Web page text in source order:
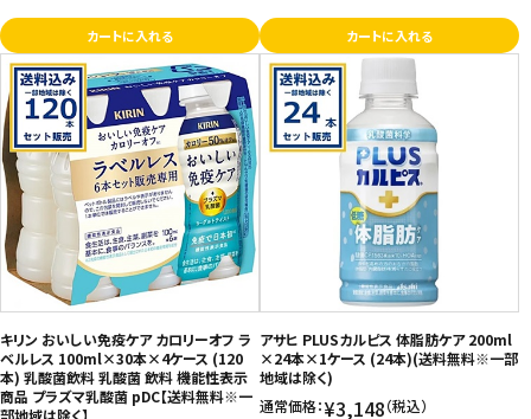
カートに入れる カートに入れる
キリン おいしい免疫ケア カロリーオフ ラ
ベルレス 100ml×30本×4ケース (120
本) 乳酸菌飲料 乳酸菌 飲料 機能性表示
商品 プラズマ乳酸菌 pDC【送料無料※一
部地域は除く】
アサヒ PLUSカルピス 体脂肪ケア 200ml
×24本×1ケース (24本)(送料無料※一部
地域は除く)
通常価格：¥3,148（税込）